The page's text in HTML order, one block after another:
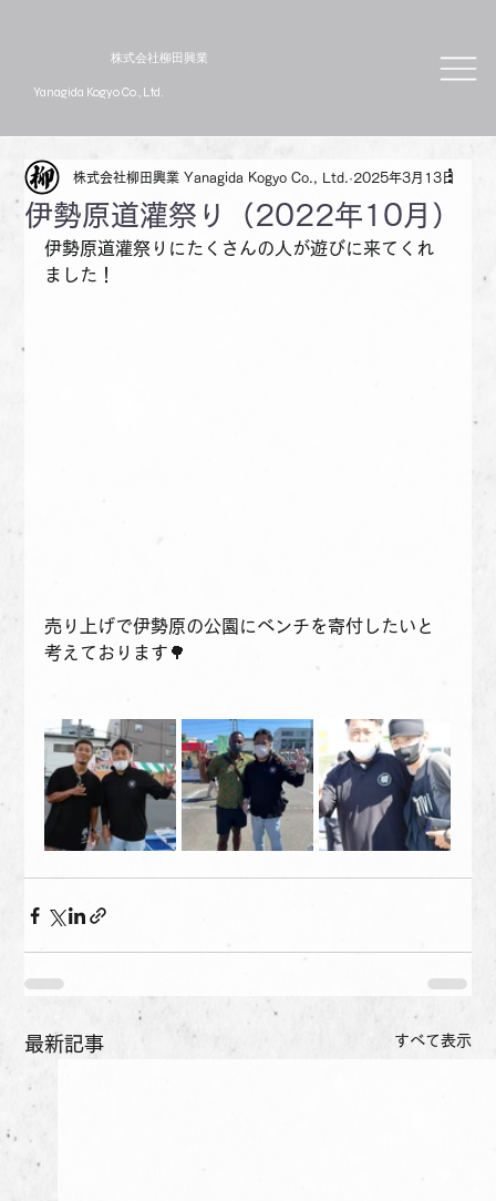
株式会社柳田興業
Yanagida Kogyo Co., Ltd.
伊勢原道灌祭り（2022年10月）
株式会社柳田興業 Yanagida Kogyo Co., Ltd. 2025年3月13日
伊勢原道灌祭りにたくさんの人が遊びに来てくれ
ました！
売り上げで伊勢原の公園にベンチを寄付したいと
考えております🌳
最新記事 すべて表示